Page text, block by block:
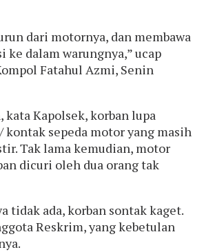
dari motornya, dan membawa
ke dalam warungnya,” ucap
Fatahul Azmi, Senin
kata Kapolsek, korban lupa
sepeda motor yang masih
Tak lama kemudian, motor
dicuri oleh dua orang tak
tidak ada, korban sontak kaget.
Reskrim, yang kebetulan